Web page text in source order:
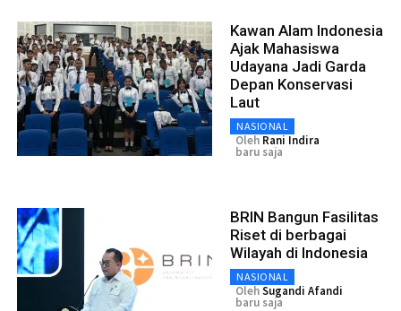
Kawan Alam Indonesia
Ajak Mahasiswa
Udayana Jadi Garda
Depan Konservasi
Laut
NASIONAL
Oleh Rani Indira
baru saja
BRIN Bangun Fasilitas
Riset di berbagai
Wilayah di Indonesia
NASIONAL
OlehSugandi Afandi
baru saja